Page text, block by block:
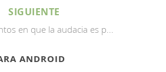
SIGUIENTE
en que la audacia es p...
ANDROID